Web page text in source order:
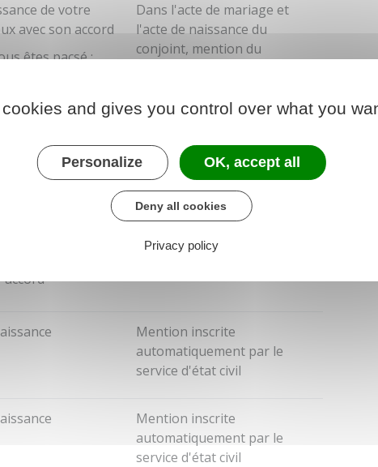
de votre
avec son accord
êtes pacsé :
avez des
: acte de
des enfants
l'autre parent / acte
accord
Dans l'acte de mariage et
l'acte de naissance du
conjoint, mention du
Mention inscrite
automatiquement par le
service d'état civil
Mention inscrite
automatiquement par le
service d'état civil
and gives you control over what you
Personalize OK, accept all
Deny all cookies
Privacy policy